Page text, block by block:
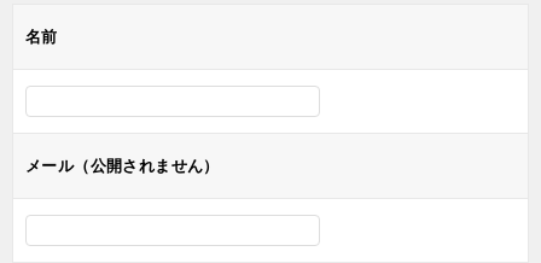
ー
シ
ン
名前
メール（公開されません）